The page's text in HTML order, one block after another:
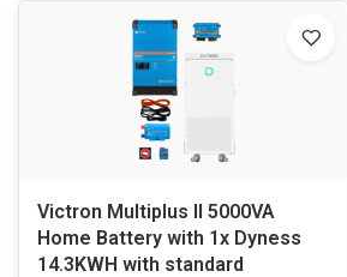
Victron Multiplus II 5000VA
Home Battery with 1x Dyness
14.3KWH with standard